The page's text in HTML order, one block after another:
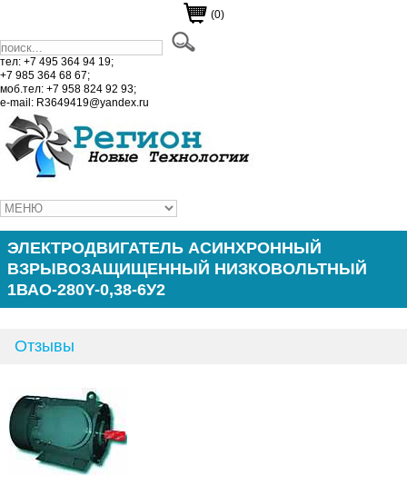
(0)
тел: +7 495 364 94 19;
+7 985 364 68 67;
моб.тел: +7 958 824 92 93;
e-mail: R3649419@yandex.ru
ЭЛЕКТРОДВИГАТЕЛЬ АСИНХРОННЫЙ
ВЗРЫВОЗАЩИЩЕННЫЙ НИЗКОВОЛЬТНЫЙ
1ВАО-280Y-0,38-6У2
Отзывы